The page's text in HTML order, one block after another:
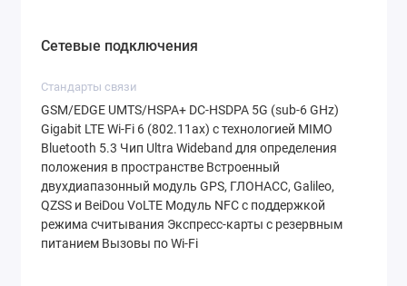
Сетевые подключения
Стандарты связи
GSM/EDGE UMTS/HSPA+ DC‑HSDPA 5G (sub-6 GHz)
Gigabit LTE Wi‑Fi 6 (802.11ax) с технологией MIMO
Bluetooth 5.3 Чип Ultra Wideband для определения
положения в пространстве Встроенный
двухдиапазонный модуль GPS, ГЛОНАСС, Galileo,
QZSS и BeiDou VoLTE Модуль NFC с поддержкой
режима считывания Экспресс‑карты с резервным
питанием Вызовы по Wi‑Fi